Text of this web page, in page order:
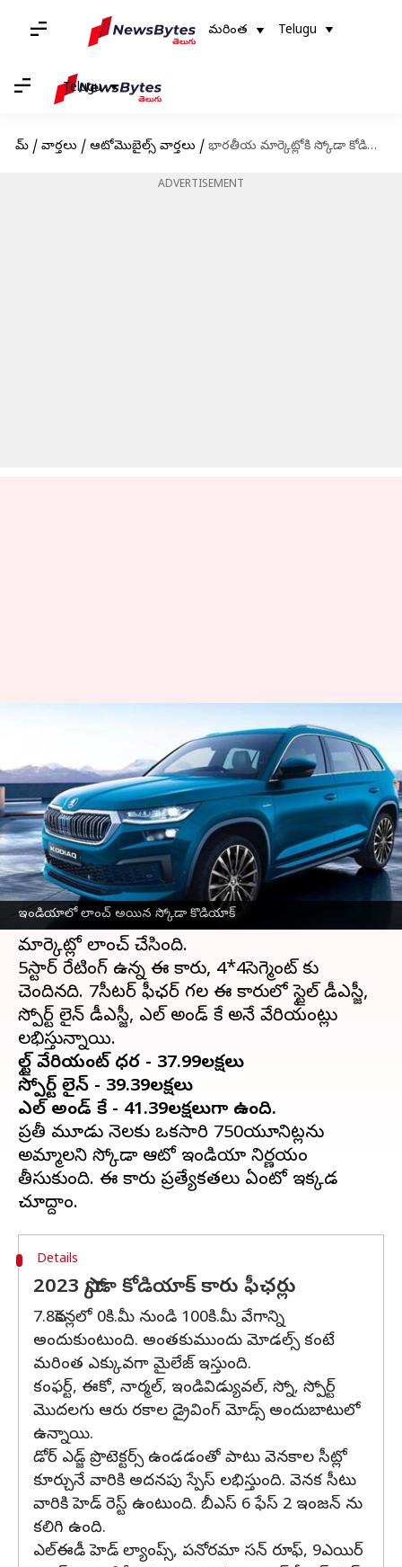
మరింత Telugu
Telugu
హోమ్ / వార్తలు / ఆటోమొబైల్స్ వార్తలు / భారతీయ మార్కెట్లోకి స్కోడా కోడియాక్ వచ్చేసింది, ధర, ప్రత్యేకతలు తెలుసుకోండి
ADVERTISEMENT
ఇండియాలో లాంచ్ అయిన స్కోడా కొడియాక్
భారతీయ మార్కెట్లోకి స్కోడా కోడియాక్
వచ్చేసింది, ధర, ప్రత్యేకతలు
తెలుసుకోండి
వ్రాసిన వారు Sriram Pranateja May 05, 2023 12:41 pm
ఈ వార్తాకథనం ఏంటి
భద్రత విషయంలో టాప్ లో ఉన్న స్కోడా ఆటో
ఇండియా, తాజాగా కోడియాక్ కారును భారతీయ
మార్కెట్లో లాంచ్ చేసింది.
5స్టార్ రేటింగ్ ఉన్న ఈ కారు, 4*4సెగ్మెంట్ కు
చెందినది. 7సీటర్ ఫీఛర్ గల ఈ కారులో స్టైల్ డీఎస్జీ,
స్పోర్ట్ లైన్ డీఎస్జీ, ఎల్ అండ్ కే అనే వేరియంట్లు
స్టైల్ వేరియంట్ ధర - 37.99లక్షలు
స్పోర్ట్ లైన్ - 39.39లక్షలు
ఎల్ అండ్ కే - 41.39లక్షలుగా ఉంది.
ప్రతీ మూడు నెలకు ఒకసారి 750యూనిట్లను
అమ్మాలని స్కోడా ఆటో ఇండియా నిర్ణయం
తీసుకుంది. ఈ కారు ప్రత్యేకతలు ఏంటో ఇక్కడ
Details
2023 స్కోడా కోడియాక్ కారు ఫీఛర్లు
7.8సెకన్లలో 0కి.మీ నుండి 100కి.మీ వేగాన్ని
అందుకుంటుంది. అంతకుముందు మోడల్స్ కంటే
మరింత ఎక్కువగా మైలేజ్ ఇస్తుంది.
కంఫర్ట్, ఈకో, నార్మల్, ఇండివిడ్యువల్, స్నో, స్పోర్ట్
మొదలగు ఆరు రకాల డ్రైవింగ్ మోడ్స్ అందుబాటులో
ఉన్నాయి.
డోర్ ఎడ్జ్ ప్రొటెక్టర్స్ ఉండడంతో పాటు వెనకాల సీట్లో
కూర్చునే వారికి అదనపు స్పేస్ లభిస్తుంది. వెనక సీటు
వారికి హెడ్ రెస్ట్ ఉంటుంది. బీఎస్ 6 ఫేస్ 2 ఇంజన్ ను
కలిగి ఉంది.
ఎల్ఈడీ హెడ్ ల్యాంప్స్, పనోరమా సన్ రూఫ్, 9ఎయిర్